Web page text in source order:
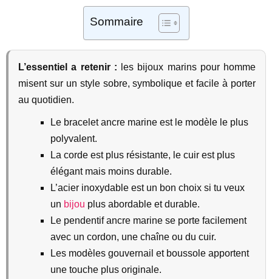
Sommaire
L’essentiel a retenir : les bijoux marins pour homme
misent sur un style sobre, symbolique et facile à porter
au quotidien.
Le bracelet ancre marine est le modèle le plus
polyvalent.
La corde est plus résistante, le cuir est plus
élégant mais moins durable.
L’acier inoxydable est un bon choix si tu veux
un bijou plus abordable et durable.
Le pendentif ancre marine se porte facilement
avec un cordon, une chaîne ou du cuir.
Les modèles gouvernail et boussole apportent
une touche plus originale.